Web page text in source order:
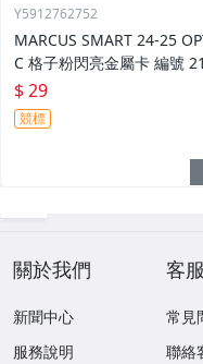
Y5912762752
MARCUS SMART 24-25 OPTI
C 格子粉閃亮金屬卡 編號 213
前後圖
$ 29
競標
關於我們
新聞中心
服務說明
客
常見
聯絡